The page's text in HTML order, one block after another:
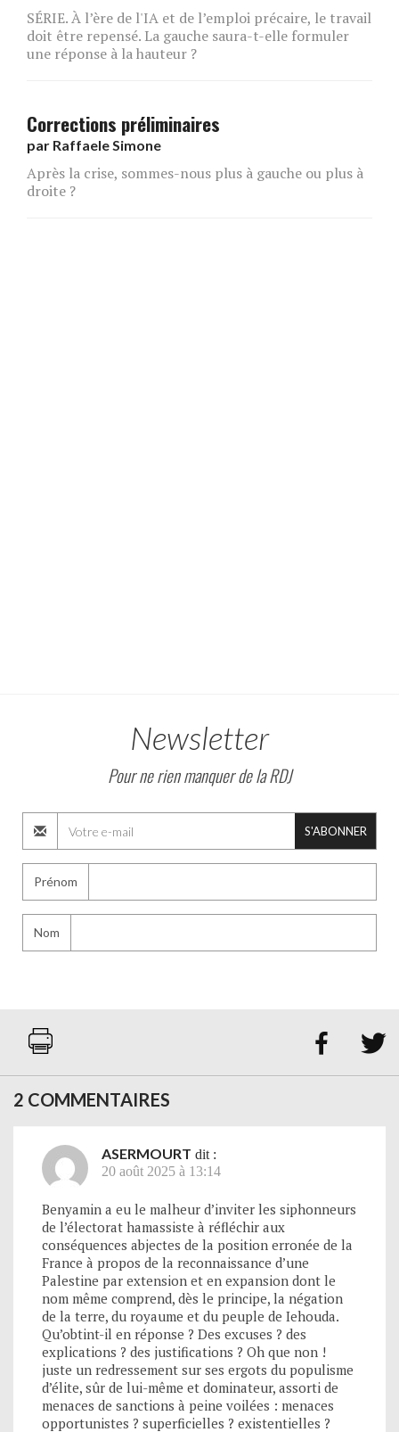
SÉRIE. À l’ère de l'IA et de l’emploi précaire, le travail
doit être repensé. La gauche saura-t-elle formuler
une réponse à la hauteur ?
Corrections préliminaires
par Raffaele Simone
Après la crise, sommes-nous plus à gauche ou plus à
droite ?
Newsletter
Pour ne rien manquer de la RDJ
S'ABONNER
Prénom
Nom
 
2 COMMENTAIRES
ASERMOURT dit :
20 août 2025 à 13:14
Benyamin a eu le malheur d’inviter les siphonneurs
de l’électorat hamassiste à réfléchir aux
conséquences abjectes de la position erronée de la
France à propos de la reconnaissance d’une
Palestine par extension et en expansion dont le
nom même comprend, dès le principe, la négation
de la terre, du royaume et du peuple de Iehouda.
Qu’obtint-il en réponse ? Des excuses ? des
explications ? des justifications ? Oh que non !
juste un redressement sur ses ergots du populisme
d’élite, sûr de lui-même et dominateur, assorti de
menaces de sanctions à peine voilées : menaces
opportunistes ? superficielles ? existentielles ?